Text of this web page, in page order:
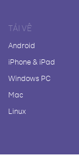
TẢI VỀ
Android
iPhone & iPad
Windows PC
Mac
Linux